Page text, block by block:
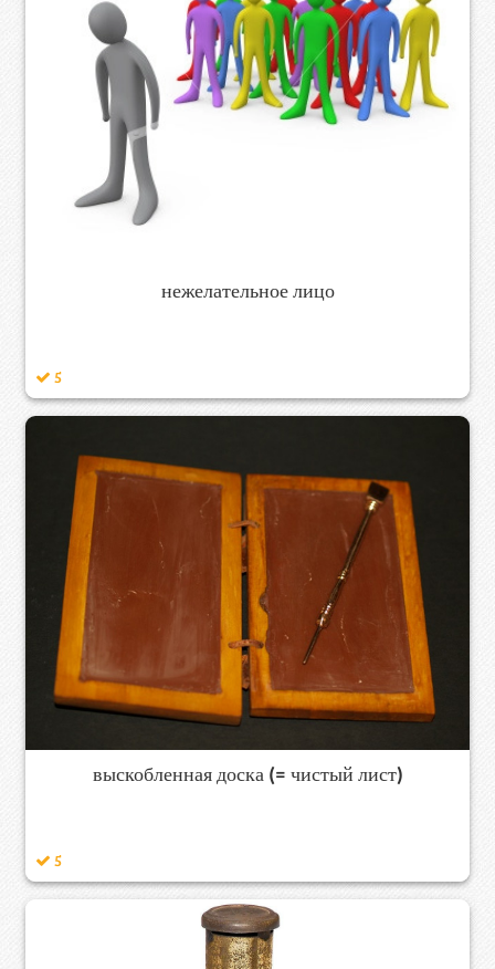
нежелательное лицо
5
выскобленная доска (= чистый лист)
5